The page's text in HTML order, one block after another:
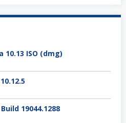
10.13 ISO (dmg)
19044.1288